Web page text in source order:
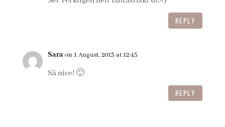
REPLY
Saraon 1 August, 2013 at 12:45
Så nice! 🙂
REPLY